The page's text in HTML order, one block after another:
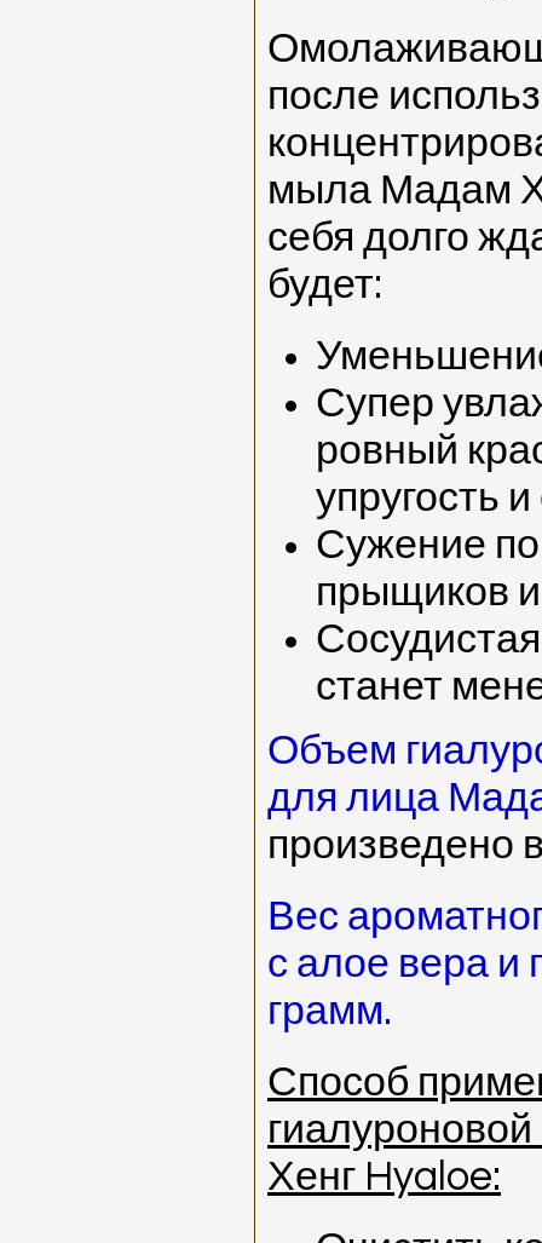
после
мыла Мадам
себя долго
будет:
Супер
ровный
упругость
Сужение
прыщиков
станет
Объем
для лица
произведено
Вес
с алое вера и
грамм.
Способ
Хенг Hyaloe: